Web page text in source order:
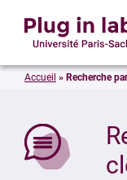
Accueil » Recherche